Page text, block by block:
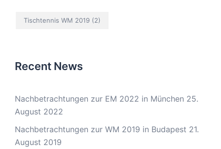
Tischtennis WM 2019 (2)
Recent News
Nachbetrachtungen zur EM 2022 in München 25.
August 2022
Nachbetrachtungen zur WM 2019 in Budapest 21.
August 2019